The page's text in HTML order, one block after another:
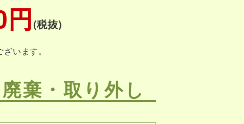
(税抜)
います。
棄・取り外し